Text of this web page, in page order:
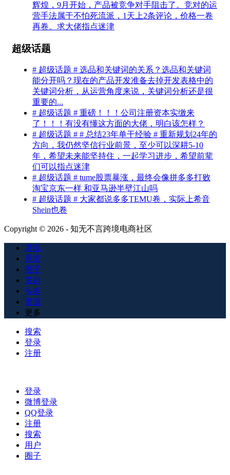
辉煌，9月开始，产品被竞争对手阻击了。竞对的运
营手法属于不怕死流派，1天上2条评论，价格一卷
再卷。求大佬指点迷津
超级话题
# 超级话题 # 选品和关键词的关系？选品和关键词
能分开吗？现在的产品开发准备去掉开发表格中的
关键词分析，从运营角度来说，关键词分析还是很
重要的...
# 超级话题 # 重磅！！！公司注册资本实缴来
了！！！有没有懂这方面的大佬，明白该怎样？
# 超级话题 # # 总结23年单干经验 # 重新规划24年的
方向，我仍然坚信行业前景，至少可以深耕5-10
年，希望未来能坚持住，一起学习进步，希望前辈
们可以指点迷津
# 超级话题 # tume股票暴涨，最终会像拼多多打败
淘宝京东一样 和亚马逊半壁江山吗
# 超级话题 # 大家都说多多TEMU卷，实际上希音
Shein也卷
Copyright © 2026 - 知无不言跨境电商社区
发现
悬赏
圈子
发起
头条
资源
更多
搜索
登录
注册
登录
微博登录
QQ登录
注册
搜索
用户
圈子